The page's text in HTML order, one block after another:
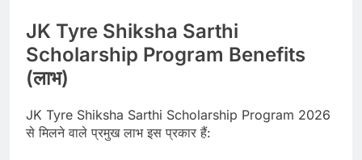
JK Tyre Shiksha Sarthi
Scholarship Program Benefits
(लाभ)
JK Tyre Shiksha Sarthi Scholarship Program 2026
से मिलने वाले प्रमुख लाभ इस प्रकार हैं: